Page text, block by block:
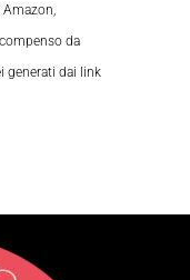
da
generati dai link